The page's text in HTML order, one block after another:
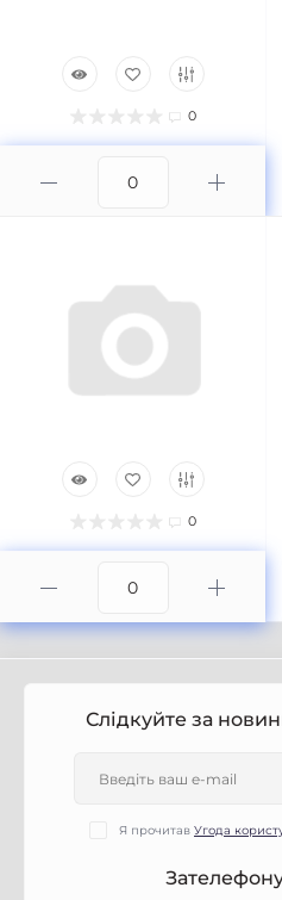
0
0
Слідкуйте за
Я прочитав Угода